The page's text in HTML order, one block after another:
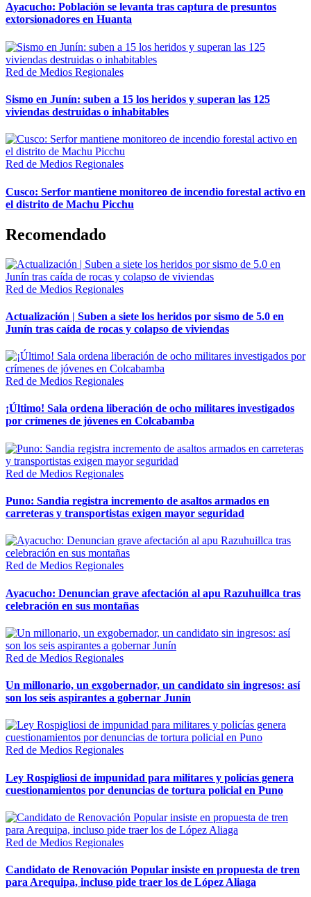
Ayacucho: Población se levanta tras captura de presuntos
extorsionadores en Huanta
Red de Medios Regionales
Sismo en Junín: suben a 15 los heridos y superan las 125
viviendas destruidas o inhabitables
Red de Medios Regionales
Cusco: Serfor mantiene monitoreo de incendio forestal activo en
el distrito de Machu Picchu
Recomendado
Red de Medios Regionales
Actualización | Suben a siete los heridos por sismo de 5.0 en
Junín tras caída de rocas y colapso de viviendas
Red de Medios Regionales
¡Último! Sala ordena liberación de ocho militares investigados
por crímenes de jóvenes en Colcabamba
Red de Medios Regionales
Puno: Sandia registra incremento de asaltos armados en
carreteras y transportistas exigen mayor seguridad
Red de Medios Regionales
Ayacucho: Denuncian grave afectación al apu Razuhuillca tras
celebración en sus montañas
Red de Medios Regionales
Un millonario, un exgobernador, un candidato sin ingresos: así
son los seis aspirantes a gobernar Junín
Red de Medios Regionales
Ley Rospigliosi de impunidad para militares y policías genera
cuestionamientos por denuncias de tortura policial en Puno
Red de Medios Regionales
Candidato de Renovación Popular insiste en propuesta de tren
para Arequipa, incluso pide traer los de López Aliaga